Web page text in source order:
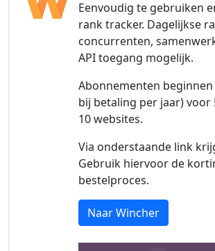
Eenvoudig te gebruiken
rank tracker. Dagelijkse
concurrenten,
API toegang mogelijk.
Abonnementen beginnen
bij betaling per jaar) voor
10 websites.
Via onderstaande link
Gebruik hiervoor de
bestelproces.
Naar Wincher